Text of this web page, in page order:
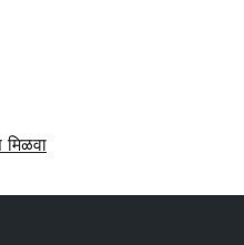
मिळवा